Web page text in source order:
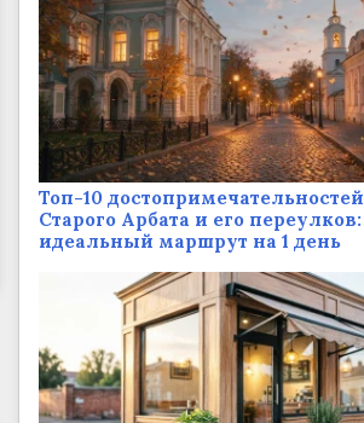
Топ-10 достопримечательностей
Старого Арбата и его переулков:
идеальный маршрут на 1 день